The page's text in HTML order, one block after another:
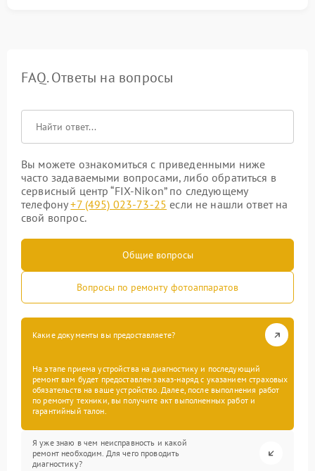
FAQ. Ответы на вопросы
Вы можете ознакомиться с приведенными ниже
часто задаваемыми вопросами, либо обратиться в
сервисный центр “FIX-Nikon” по следующему
телефону+7 (495) 023-73-25 если не нашли ответ на
свой вопрос.
Общие вопросы
Вопросы по ремонту фотоаппаратов
Какие документы вы предоставляете?
На этапе приема устройства на диагностику и последующий
ремонт вам будет предоставлен заказ-наряд с указанием страховых
обязательств на ваше устройство. Далее, после выполнения работ
по ремонту техники, вы получите акт выполненных работ и
гарантийный талон.
Я уже знаю в чем неисправность и какой
ремонт необходим. Для чего проводить
диагностику?